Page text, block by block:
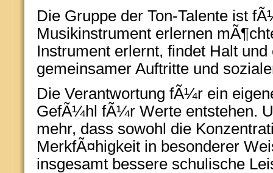
Die Gruppe der Ton-Talente ist
Musikinstrument erlernen
Instrument erlernt, findet Halt
gemeinsamer Auftritte und
Die Verantwortung fÃ¼r ein
GefÃ¼hl fÃ¼r Werte entstehen.
mehr, dass sowohl die
MerkfÃ¤higkeit in besonderer
insgesamt bessere schulische